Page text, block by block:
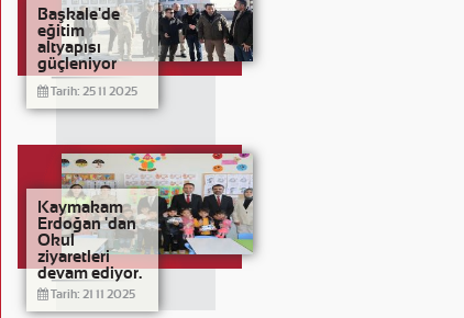
Başkale'de
eğitim
altyapısı
güçleniyor
Tarih: 25 11 2025
Kaymakam
Erdoğan 'dan
Okul
ziyaretleri
devam ediyor.
Tarih: 21 11 2025